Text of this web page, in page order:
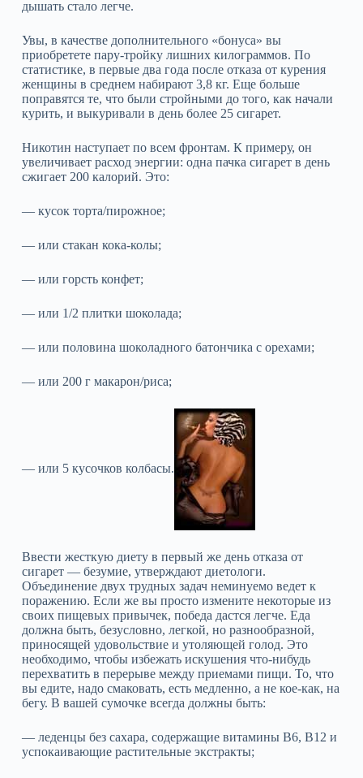
дышать стало легче.
Увы, в качестве дополнительного «бонуса» вы
приобретете пару-тройку лишних килограммов. По
статистике, в первые два года после отказа от курения
женщины в среднем набирают 3,8 кг. Еще больше
поправятся те, что были стройными до того, как начали
курить, и выкуривали в день более 25 сигарет.
Никотин наступает по всем фронтам. К примеру, он
увеличивает расход энергии: одна пачка сигарет в день
сжигает 200 калорий. Это:
— кусок торта/пирожное;
— или стакан кока-колы;
— или горсть конфет;
— или 1/2 плитки шоколада;
— или половина шоколадного батончика с орехами;
— или 200 г макарон/риса;
— или 5 кусочков колбасы.
Ввести жесткую диету в первый же день отказа от
сигарет — безумие, утверждают диетологи.
Объединение двух трудных задач неминуемо ведет к
поражению. Если же вы просто измените некоторые из
своих пищевых привычек, победа дастся легче. Еда
должна быть, безусловно, легкой, но разнообразной,
приносящей удовольствие и утоляющей голод. Это
необходимо, чтобы избежать искушения что-нибудь
перехватить в перерыве между приемами пищи. То, что
вы едите, надо смаковать, есть медленно, а не кое-как, на
бегу. В вашей сумочке всегда должны быть:
— леденцы без сахара, содержащие витамины B6, B12 и
успокаивающие растительные экстракты;